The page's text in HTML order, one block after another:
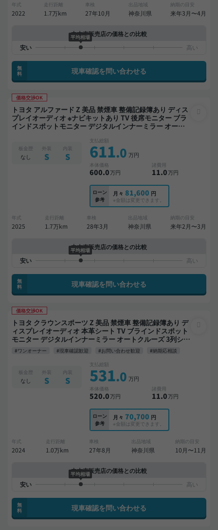
年式
2022
走行距離
1.7万km
車検
27年10月
出品地域
神奈川県
納期の目安
来年3月〜4月
中古車販売店の価格との比較
平均相場
無
料
現車確認を問い合わせる
価格交渉OK
トヨタ アルファード Z 美品 禁煙車 整備記録簿あり ディス
プレイオーディオ ※ナビキットあり TV 後席モニター ブラ
インドスポットモニター デジタルインナーミラー オート
モニター 全方位カメラ ドライブレコーダー 衝突軽減 両側
電動スライドドア 7人乗り
板金歴
なし
外装
S
内装
S
支払総額
611.0 万円
本体価格
600.0万円
諸費用
11.0万円
ローン
参考
月々 81,600 円
※金額は変更できます。
年式
2025
走行距離
1.7万km
車検
28年3月
出品地域
神奈川県
納期の目安
来年2月〜3月
中古車販売店の価格との比較
平均相場
無
料
現車確認を問い合わせる
価格交渉OK
トヨタ クラウンスポーツ Z 美品 禁煙車 整備記録簿あり デ
ィスプレイオーディオ 本革シート TV ブラインドスポット
モニター デジタルインナーミラー オートクルーズ 3列シー
ト スマートキー ETC 電動バックドア バックモニター 全方
位カメラ ドライブレコーダー 衝突軽減
#ワンオーナー #現車確認歓迎 #お問い合わせ歓迎 #納期応相談
板金歴
なし
外装
S
内装
S
支払総額
531.0 万円
本体価格
520.0万円
諸費用
11.0万円
ローン
参考
月々 70,700 円
※金額は変更できます。
年式
2024
走行距離
1.0万km
車検
27年8月
出品地域
神奈川県
納期の目安
10月〜11月
中古車販売店の価格との比較
平均相場
無
料
現車確認を問い合わせる